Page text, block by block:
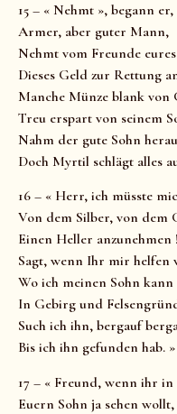
15 – « Nehmt », begann
Armer, aber guter Mann,
Nehmt vom Freunde
Dieses Geld zur Rettung
Manche Münze blank von
Treu erspart von seinem
Nahm der gute Sohn
Doch Myrtil schlägt alles
16 – « Herr, ich müsste
Von dem Silber, von dem
Einen Heller anzunehmen !
Sagt, wenn Ihr mir helfen
Wo ich meinen Sohn
In Gebirg und
Such ich ihn, bergauf
Bis ich ihn gefunden hab.
17 – « Freund, wenn ihr
Euern Sohn ja sehen wollt,